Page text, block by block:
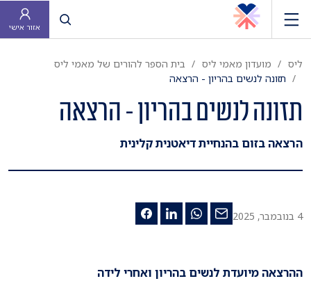
פתח חיפוש
אזור אישי
ליס מועדון מאמי ליס
בית הספר להורים של מאמי ליס
תזונה לנשים בהריון - הרצאה
תזונה לנשים בהריון - הרצאה
הרצאה בזום בהנחיית דיאטנית קלינית
4 בנובמבר, 2025
ההרצאה מיועדת לנשים בהריון ואחרי לידה